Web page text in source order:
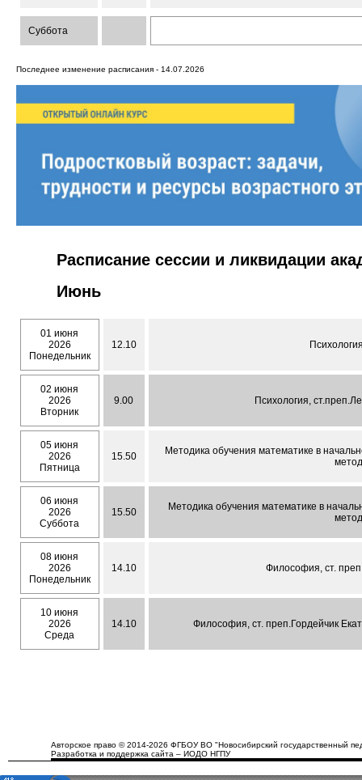
Суббота
Последнее изменение расписания - 14.07.2026
Расписание сессии и ликвидации
Июнь
01 июня
2026
Понедельник
12.10
02 июня
2026
Вторник
9.00 Психология,
05 июня
2026
Пятница
15.50
Методика обучения математике в
06 июня
2026
Суббота
15.50
Методика обучения математике в
08 июня
2026
Понедельник
14.10 Философия, ст.
10 июня
2026
Среда
14.10 Философия, ст. преп.Гордейчик
Авторское право © 2014-2026 ФГБОУ ВО "Новосибирский государственный
Разработка и поддержка сайта – ИОДО НГПУ